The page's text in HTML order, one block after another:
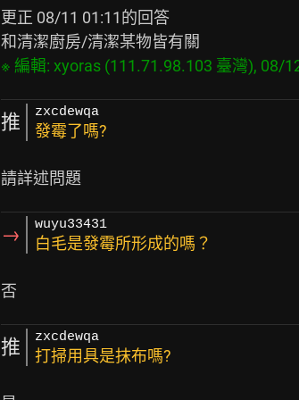
更正 08/11 01:11的回答
推 zxcdewqa
發霉了嗎?
→ wuyu33431
白毛是發霉所形成的嗎？
推 zxcdewqa
打掃用具是抹布嗎?